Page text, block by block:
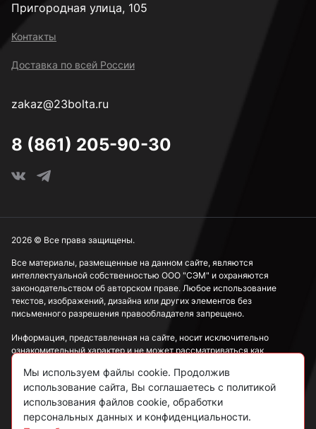
Пригородная улица, 105
Контакты
Доставка по всей России
zakaz@23bolta.ru
8 (861) 205-90-30
Все материалы, размещенные на данном сайте, являются
интеллектуальной собственностью ООО "СЭМ" и охраняются
законодательством об авторском праве. Любое использование
текстов, изображений, дизайна или других элементов без
письменного разрешения правообладателя запрещено.
Информация, представленная на сайте, носит исключительно
ознакомительный характер и не может рассматриваться как
Политика конфиденциальности
Согласие на обработку данных
2026 © Все права защищены.
Мы используем файлы cookie. Продолжив
использование сайта, Вы соглашаетесь с политикой
использования файлов cookie, обработки
персональных данных и конфиденциальности.